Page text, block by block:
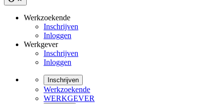
Werkzoekende
Inschrijven
Inloggen
Werkgever
Inschrijven
Inloggen
Inschrijven
Werkzoekende
WERKGEVER